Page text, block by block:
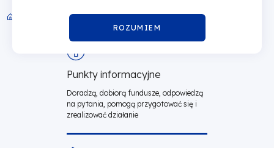
ROZUMIEM
Lesznie
Fundusze
Europejskie
nawigacyjna
Punkty informacyjne
Skontaktuj
Punkty informacyjne
Doradzą, dobiorą fundusze, odpowiedzą
na pytania, pomogą przygotować się i
zrealizować działanie